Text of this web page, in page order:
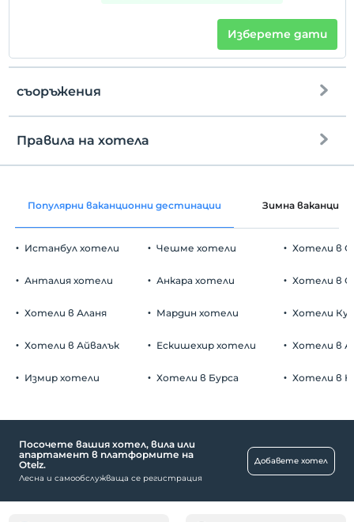
Изберете дати
съоръжения
Общи части и всички стаи
Паркинг
Платено частен паркинг
Храни и напитки
публични места
Правила на хотела
настаняване
Разгледайте
Преди 00:30
домашен любимец
Бебета под 2 не се таксуват
Популярни ваканционни дестинации Зимна ваканция
Истанбул хотели
Анталия хотели
Хотели в Аланя
Хотели в Айвалък
Измир хотели
Чешме хотели
Анкара хотели
Мардин хотели
Ескишехир хотели
Хотели в Бурса
Хотели в
Хотели в
Хотели
Хотели в
Хотели в
Посочете вашия хотел, вила или
апартамент в платформите на
Otelz.
Лесна и самообслужваща се регистрация
Добавете хотел